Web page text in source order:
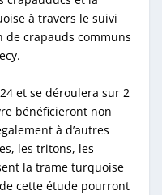
à travers le suivi
crapauds communs
et se déroulera sur 2
bénéficieront non
à d’autres
les tritons, les
la trame turquoise
cette étude pourront